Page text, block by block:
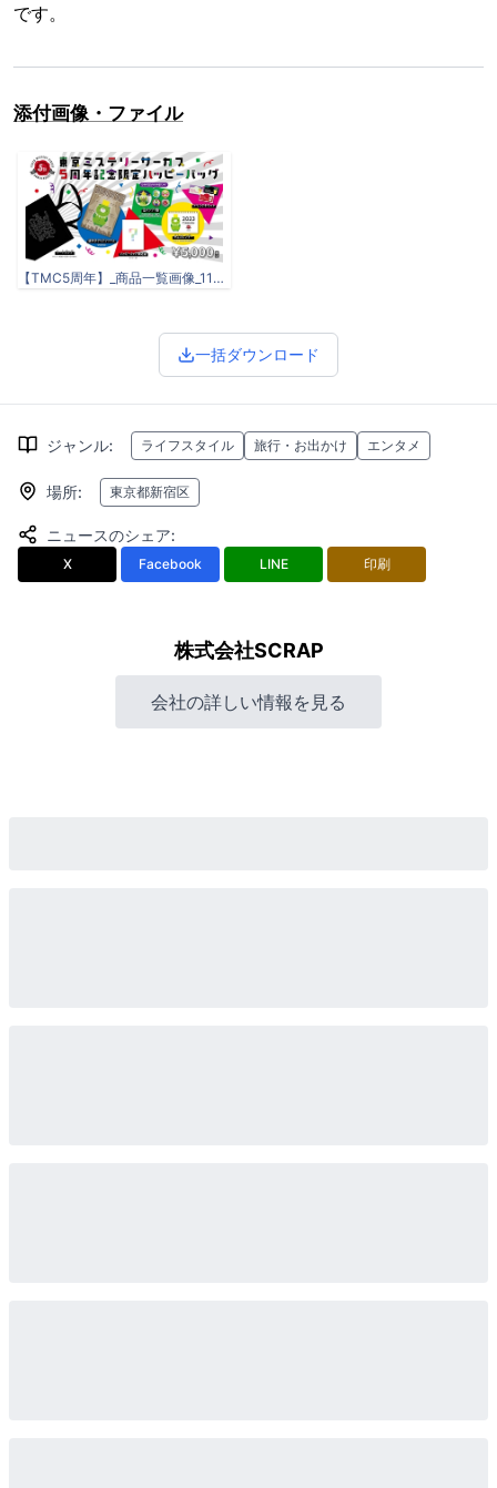
です。
添付画像・ファイル
【TMC5周年】_商品一覧画像_1128.jpg
一括ダウンロード
ジャンル: ライフスタイル 旅行・お出かけ エンタメ
場所: 東京都新宿区
ニュースのシェア:
X Facebook LINE 印刷
株式会社SCRAP
会社の詳しい情報を見る